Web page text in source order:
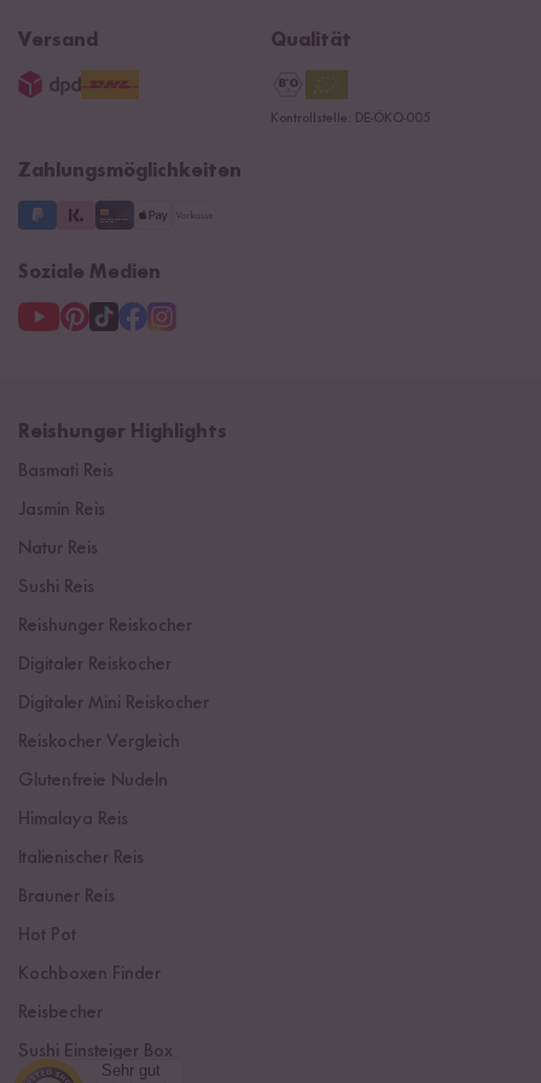
Navacopah
15 Jahre Reishunger
B2B
Jobs
Datenschutzerklärung
3 Jahre Garantie
Versand Qualität
Kontrollstelle: DE-ÖKO-005
Zahlungsmöglichkeiten
Soziale Medien
Reishunger Highlights
Basmati Reis
Jasmin Reis
Natur Reis
Sushi Reis
Reishunger Reiskocher
Digitaler Reiskocher
Digitaler Mini Reiskocher
Reiskocher Vergleich
Glutenfreie Nudeln
Himalaya Reis
Italienischer Reis
Brauner Reis
Hot Pot
Kochboxen Finder
Reisbecher
Sushi Einsteiger Box
Sehr gut